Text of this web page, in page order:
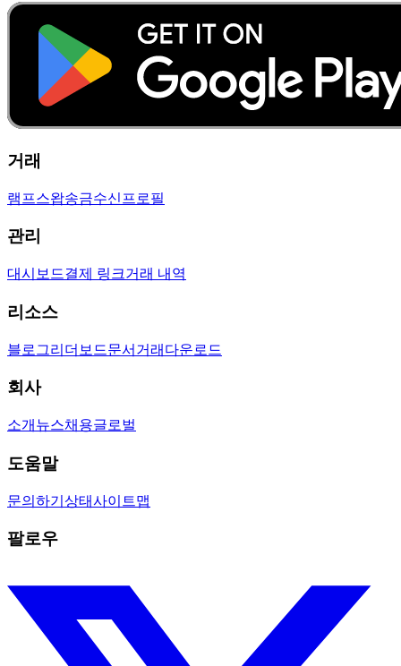
거래
램프스왑송금수신 프로필
관리
대시보드결제 링크거래 내역
리소스
블로그리더보드문서 거래 다운로드
회사
소개 뉴스채용글로벌
도움말
문의하기 상태사이트맵
팔로우